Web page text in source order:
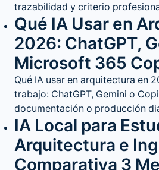
trazabilidad y criterio
Qué IA Usar en
2026: ChatGPT,
Microsoft 365
Qué IA usar en arquitectura en
trabajo: ChatGPT, Gemini o
documentación o producción
IA Local para
Arquitectura e
Comparativa 3